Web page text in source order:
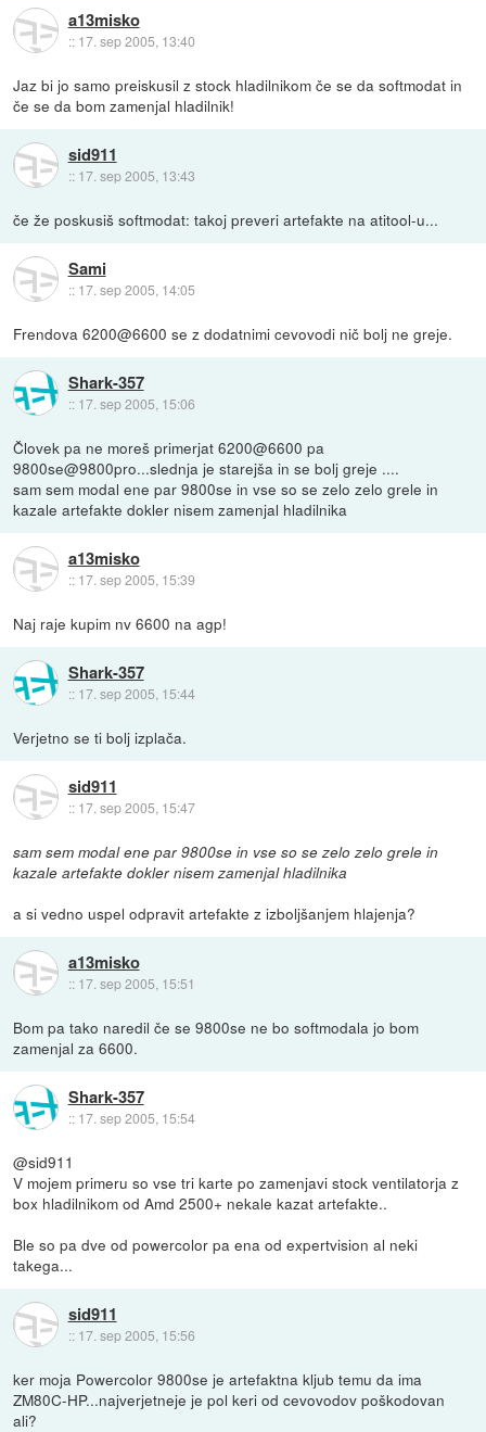
a13misko
:: 17. sep 2005, 13:40
Jaz bi jo samo preiskusil z stock hladilnikom če se da softmodat in
če se da bom zamenjal hladilnik!
sid911
:: 17. sep 2005, 13:43
če že poskusiš softmodat: takoj preveri artefakte na atitool-u...
Sami
:: 17. sep 2005, 14:05
Frendova 6200@6600 se z dodatnimi cevovodi nič bolj ne greje.
Shark-357
:: 17. sep 2005, 15:06
Človek pa ne moreš primerjat 6200@6600 pa
9800se@9800pro...slednja je starejša in se bolj greje ....
sam sem modal ene par 9800se in vse so se zelo zelo grele in
kazale artefakte dokler nisem zamenjal hladilnika
a13misko
:: 17. sep 2005, 15:39
Naj raje kupim nv 6600 na agp!
Shark-357
:: 17. sep 2005, 15:44
Verjetno se ti bolj izplača.
sid911
:: 17. sep 2005, 15:47
sam sem modal ene par 9800se in vse so se zelo zelo grele in
kazale artefakte dokler nisem zamenjal hladilnika
a si vedno uspel odpravit artefakte z izboljšanjem hlajenja?
a13misko
:: 17. sep 2005, 15:51
Bom pa tako naredil če se 9800se ne bo softmodala jo bom
zamenjal za 6600.
Shark-357
:: 17. sep 2005, 15:54
@sid911
V mojem primeru so vse tri karte po zamenjavi stock ventilatorja z
box hladilnikom od Amd 2500+ nekale kazat artefakte..
Ble so pa dve od powercolor pa ena od expertvision al neki
takega...
sid911
:: 17. sep 2005, 15:56
ker moja Powercolor 9800se je artefaktna kljub temu da ima
ZM80C-HP...najverjetneje je pol keri od cevovodov poškodovan
ali?